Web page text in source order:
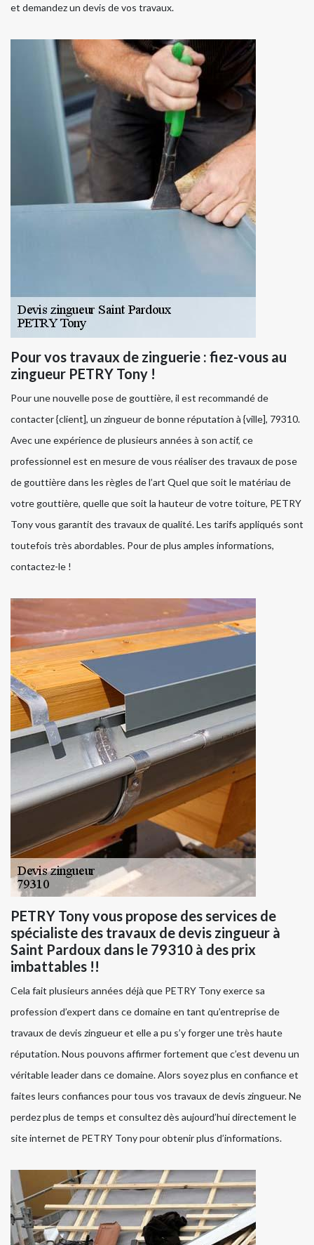
et demandez un devis de vos travaux.
Pour vos travaux de zinguerie : fiez-vous au
zingueur PETRY Tony !
Pour une nouvelle pose de gouttière, il est recommandé de
contacter {client], un zingueur de bonne réputation à {ville], 79310.
Avec une expérience de plusieurs années à son actif, ce
professionnel est en mesure de vous réaliser des travaux de pose
de gouttière dans les règles de l’art Quel que soit le matériau de
votre gouttière, quelle que soit la hauteur de votre toiture, PETRY
Tony vous garantit des travaux de qualité. Les tarifs appliqués sont
toutefois très abordables. Pour de plus amples informations,
contactez-le !
PETRY Tony vous propose des services de
spécialiste des travaux de devis zingueur à
Saint Pardoux dans le 79310 à des prix
imbattables !!
Cela fait plusieurs années déjà que PETRY Tony exerce sa
profession d’expert dans ce domaine en tant qu’entreprise de
travaux de devis zingueur et elle a pu s’y forger une très haute
réputation. Nous pouvons affirmer fortement que c’est devenu un
véritable leader dans ce domaine. Alors soyez plus en confiance et
faites leurs confiances pour tous vos travaux de devis zingueur. Ne
perdez plus de temps et consultez dès aujourd’hui directement le
site internet de PETRY Tony pour obtenir plus d’informations.